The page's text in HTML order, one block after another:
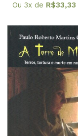
Ou 3x de R$33,33